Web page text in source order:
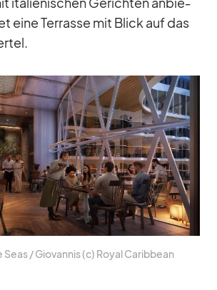
eine Ter­rasse mit Blick auf das
/​ Gio­van­nis (c) Royal Ca­rib­bean